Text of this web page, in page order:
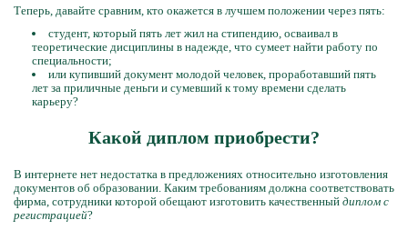
Теперь, давайте сравним, кто окажется в лучшем положении через пять:
студент, который пять лет жил на стипендию, осваивал в
теоретические дисциплины в надежде, что сумеет найти работу по
специальности;
или купивший документ молодой человек, проработавший пять
лет за приличные деньги и сумевший к тому времени сделать
карьеру?
Какой диплом приобрести?
В интернете нет недостатка в предложениях относительно изготовления
документов об образовании. Каким требованиям должна соответствовать
фирма, сотрудники которой обещают изготовить качественный диплом с
регистрацией?